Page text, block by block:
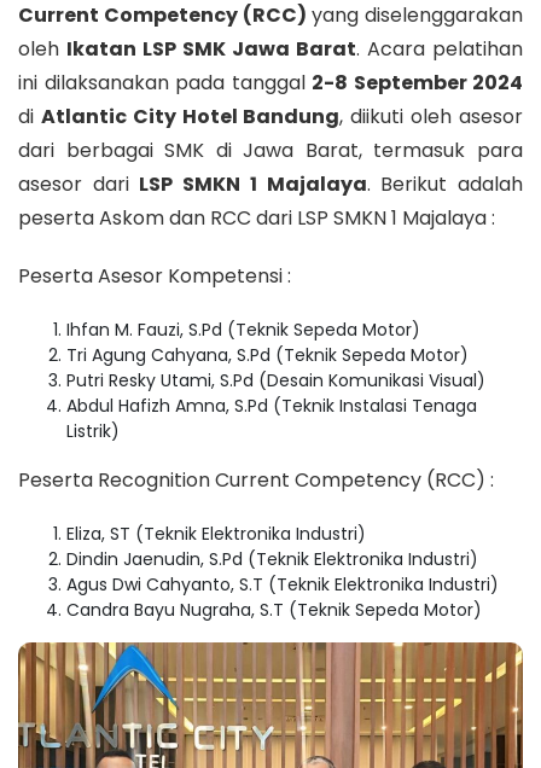
Current Competency (RCC) yang diselenggarakan
oleh Ikatan LSP SMK Jawa Barat. Acara pelatihan
ini dilaksanakan pada tanggal 2-8 September 2024
di Atlantic City Hotel Bandung, diikuti oleh asesor
dari berbagai SMK di Jawa Barat, termasuk para
asesor dari LSP SMKN 1 Majalaya. Berikut adalah
peserta Askom dan RCC dari LSP SMKN 1 Majalaya :
Peserta Asesor Kompetensi :
Ihfan M. Fauzi, S.Pd (Teknik Sepeda Motor)
Tri Agung Cahyana, S.Pd (Teknik Sepeda Motor)
Putri Resky Utami, S.Pd (Desain Komunikasi Visual)
Abdul Hafizh Amna, S.Pd (Teknik Instalasi Tenaga
Listrik)
Peserta Recognition Current Competency (RCC) :
Eliza, ST (Teknik Elektronika Industri)
Dindin Jaenudin, S.Pd (Teknik Elektronika Industri)
Agus Dwi Cahyanto, S.T (Teknik Elektronika Industri)
Candra Bayu Nugraha, S.T (Teknik Sepeda Motor)